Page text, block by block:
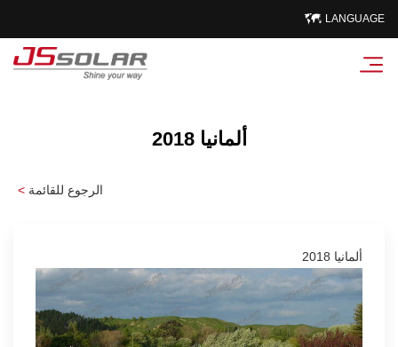
LANGUAGE
ألمانيا 2018
< الرجوع للقائمة
ألمانيا 2018